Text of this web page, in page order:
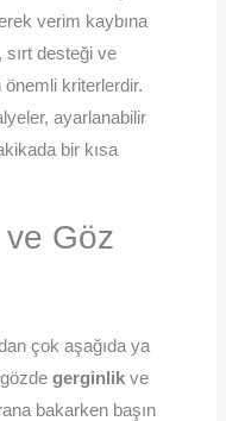
verim kaybına
desteği ve
kriterlerdir.
ayarlanabilir
bir kısa
Göz
çok aşağıda ya
gerginlikve
bakarken başın